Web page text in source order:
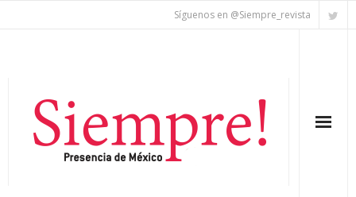
Síguenos en @Siempre_revista